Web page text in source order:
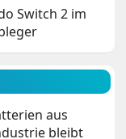
Switch 2 im
aus
bleibt